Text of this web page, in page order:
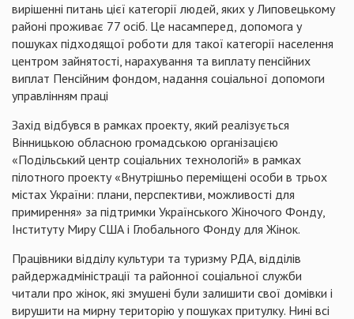
вирішенні питань цієї категорії людей, яких у Липовецькому
районі проживає 77 осіб. Це насамперед, допомога у
пошуках підходящої роботи для такої категорії населення
центром зайнятості, нарахування та виплату пенсійних
виплат Пенсійним фондом, надання соціальної допомоги
управлінням праці
Захід відбувся в рамках проекту, який реалізується
Вінницькою обласною громадською організацією
«Подільський центр соціальних технологій» в рамках
пілотного проекту «Внутрішньо переміщені особи в трьох
містах України: плани, перспективи, можливості для
примирення» за підтримки Українського Жіночого Фонду,
Інституту Миру США і Глобального Фонду для Жінок.
Працівники відділу культури та туризму РДА, відділів
райдержадміністрації та районної соціальної служби
читали про жінок, які змушені були залишити свої домівки і
вирушити на мирну територію у пошуках притулку. Нині всі